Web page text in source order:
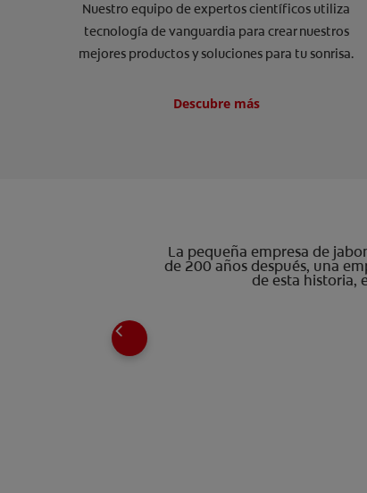
Nuestro equipo de expertos científicos utiliza
tecnología de vanguardia para crear nuestros
mejores productos y soluciones para tu sonrisa.
Descubre más
La pequeña empresa de
de 200 años después, una
de esta historia,